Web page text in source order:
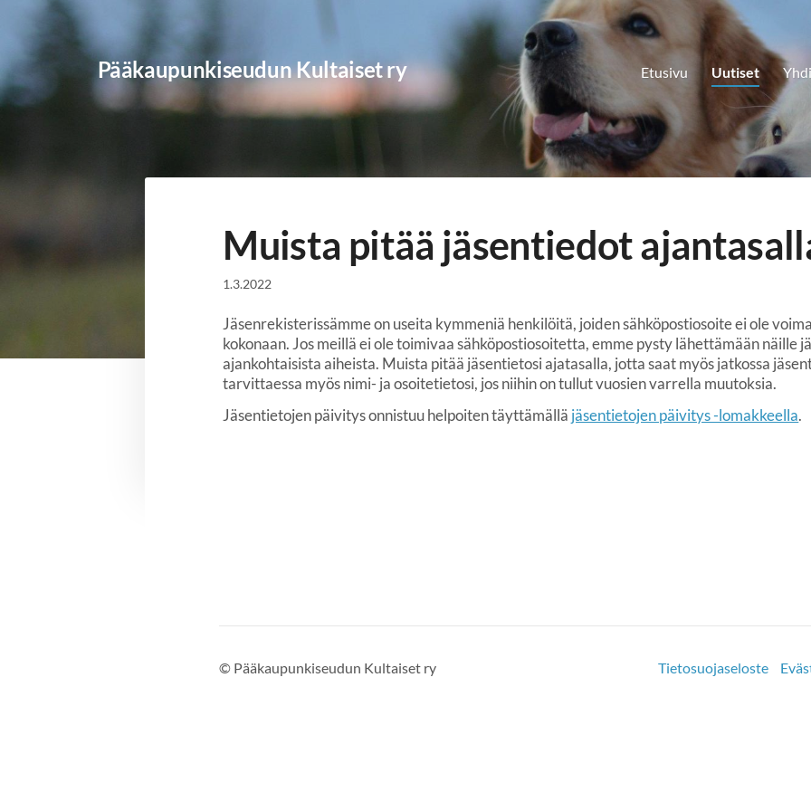
sisältöön
Pääkaupunkiseudun Kultaiset ry Etusivu Uutiset
Muista pitää jäsentiedot
1.3.2022
Jäsenrekisterissämme on useita kymmeniä henkilöitä, joiden sähköpostiosoite ei ole
kokonaan. Jos meillä ei ole toimivaa sähköpostiosoitetta, emme pysty lähettämään näille
ajankohtaisista aiheista. Muista pitää jäsentietosi ajatasalla, jotta saat myös jatkossa
tarvittaessa myös nimi- ja osoitetietosi, jos niihin on tullut vuosien varrella muutoksia.
Jäsentietojen päivitys onnistuu helpoiten täyttämällä jäsentietojen päivitys -lomakkeella.
© Pääkaupunkiseudun Kultaiset ry Tietosuojaseloste